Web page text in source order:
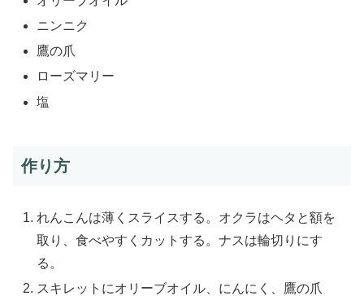
ニンニク
鷹の爪
ローズマリー
塩
作り方
れんこんは薄くスライスする。オクラはヘタと額を
取り、食べやすくカットする。ナスは輪切りにす
る。
スキレットにオリーブオイル、にんにく、鷹の爪